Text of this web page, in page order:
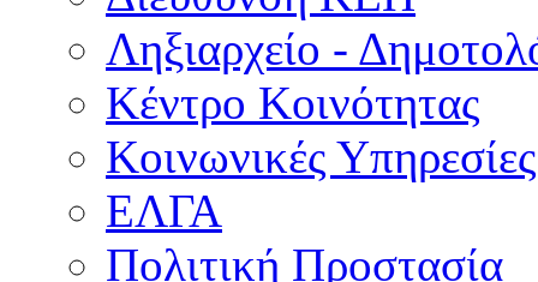
Ληξιαρχείο -
Κέντρο Κοινότητας
Κοινωνικές Υπηρεσίες
ΕΛΓΑ
Πολιτική Προστασία